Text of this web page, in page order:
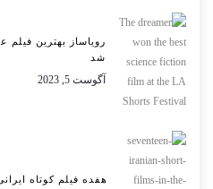
شد
آگوست 5, 2023
هفده فیلم کوتاه